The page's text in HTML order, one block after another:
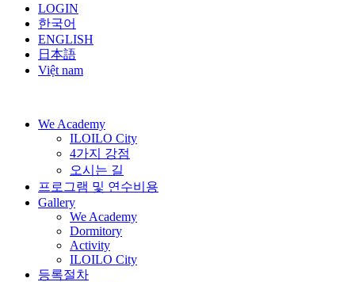
LOGIN
한국어
ENGLISH
日本語
Việt nam
We Academy
ILOILO City
4가지 강점
오시는 길
프로그램 및 연수비용
Gallery
We Academy
Dormitory
Activity
ILOILO City
등록절차